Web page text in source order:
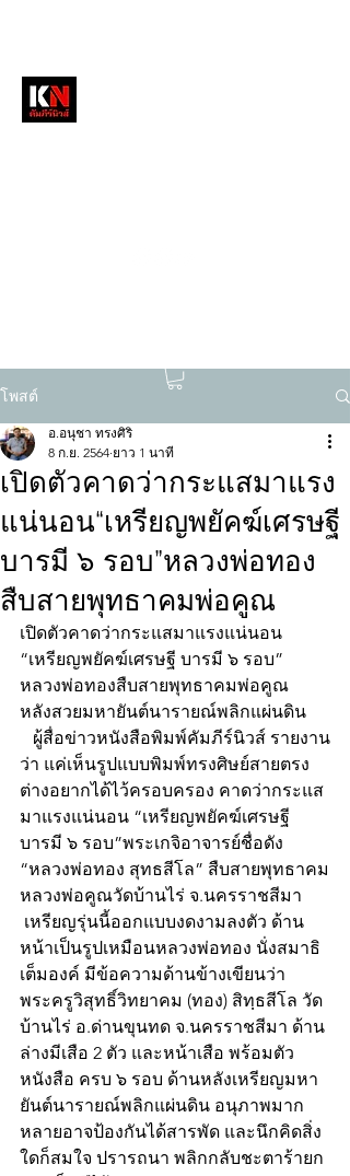
โพสต์
เปิดตัวคาดว่ากระแสมาแรง
แน่นอน“เหรียญพยัคฆ์เศรษฐี
บารมี ๖ รอบ”หลวงพ่อทอง
สืบสายพุทธาคมพ่อคูณ
อ.อนุชา ทรงศิริ
8 ก.ย. 2564 ยาว 1 นาที
เปิดตัวคาดว่ากระแสมาแรงแน่นอน
“เหรียญพยัคฆ์เศรษฐี บารมี ๖ รอบ”
หลวงพ่อทองสืบสายพุทธาคมพ่อคูณ
หลังสวยมหายันต์นารายณ์พลิกแผ่นดิน
ว่า แค่เห็นรูปแบบพิมพ์ทรงศิษย์สายตรง
ต่างอยากได้ไว้ครอบครอง คาดว่ากระแส
มาแรงแน่นอน “เหรียญพยัคฆ์เศรษฐี
บารมี ๖ รอบ”พระเกจิอาจารย์ชื่อดัง
“หลวงพ่อทอง สุทธสีโล” สืบสายพุทธาคม
หลวงพ่อคูณวัดบ้านไร่ จ.นครราชสีมา
หน้าเป็นรูปเหมือนหลวงพ่อทอง นั่งสมาธิ
เต็มองค์ มีข้อความด้านข้างเขียนว่า
พระครูวิสุทธิ์วิทยาคม (ทอง) สิทฺธสีโล วัด
บ้านไร่ อ.ด่านขุนทด จ.นครราชสีมา ด้าน
ล่างมีเสือ 2 ตัว และหน้าเสือ พร้อมตัว
หนังสือ ครบ ๖ รอบ ด้านหลังเหรียญมหา
ยันต์นารายณ์พลิกแผ่นดิน อนุภาพมาก
หลายอาจป้องกันได้สารพัด และนึกคิดสิ่ง
ใดก็สมใจ ปรารถนา พลิกกลับชะตาร้ายก